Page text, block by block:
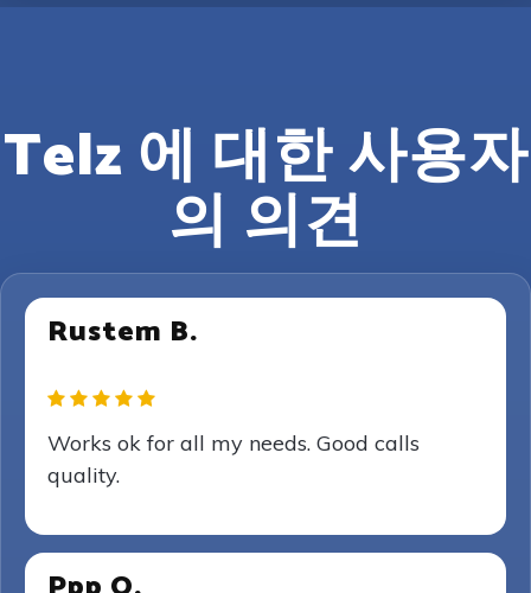
Telz 에 대한 사용자
의 의견
Rustem B.
Works ok for all my needs. Good calls
quality.